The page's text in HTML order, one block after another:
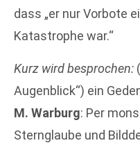
dass „er nur Vorbote
Katastrophe war.“
Kurz wird besprochen:
Augenblick“) ein
M. Warburg: Per
Sternglaube und